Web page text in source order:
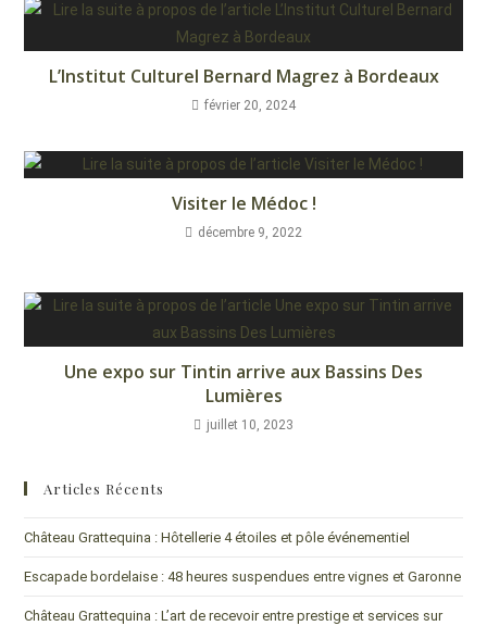
L’Institut Culturel Bernard Magrez à Bordeaux
février 20, 2024
Visiter le Médoc !
décembre 9, 2022
Une expo sur Tintin arrive aux Bassins Des
Lumières
juillet 10, 2023
Articles Récents
Château Grattequina : Hôtellerie 4 étoiles et pôle événementiel
Escapade bordelaise : 48 heures suspendues entre vignes et Garonne
Château Grattequina : L’art de recevoir entre prestige et services sur